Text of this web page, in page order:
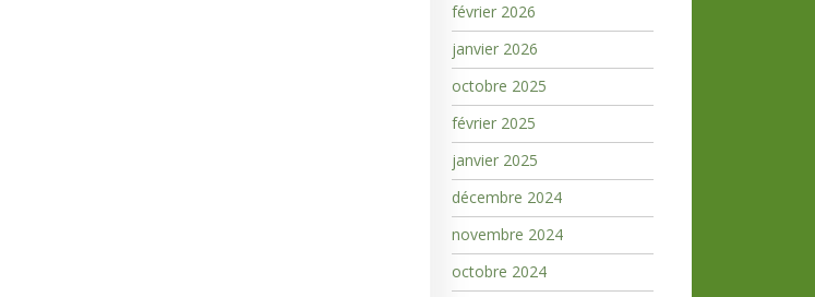
février 2026
janvier 2026
octobre 2025
février 2025
janvier 2025
décembre 2024
novembre 2024
octobre 2024